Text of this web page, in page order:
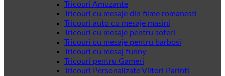
Tricouri Amuzante
Tricouri cu mesaje din filme romanesti
Tricouri auto cu mesaje masini
Tricouri cu mesaje pentru soferi
Tricouri cu mesaje pentru barbosi
Tricouri cu mesaj funny
Tricouri pentru Gameri
Tricouri Personalizate Viitori Parinti